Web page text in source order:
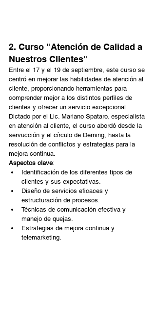
2. Curso "Atención de Calidad a
Nuestros Clientes"
Entre el 17 y el 19 de septiembre, este curso se
centró en mejorar las habilidades de atención al
cliente, proporcionando herramientas para
comprender mejor a los distintos perfiles de
clientes y ofrecer un servicio excepcional.
Dictado por el Lic. Mariano Spataro, especialista
en atención al cliente, el curso abordó desde la
servucción y el círculo de Deming, hasta la
resolución de conflictos y estrategias para la
mejora continua.
Aspectos clave:
Identificación de los diferentes tipos de
clientes y sus expectativas.
Diseño de servicios eficaces y
estructuración de procesos.
Técnicas de comunicación efectiva y
manejo de quejas.
Estrategias de mejora continua y
telemarketing.